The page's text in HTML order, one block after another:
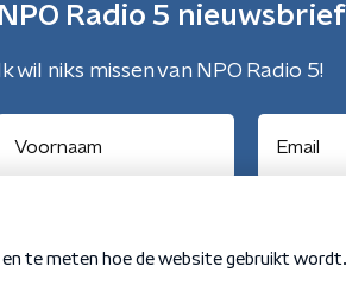
NPO Radio 5 nieuwsbrief
Ik wil niks missen van NPO Radio 5!